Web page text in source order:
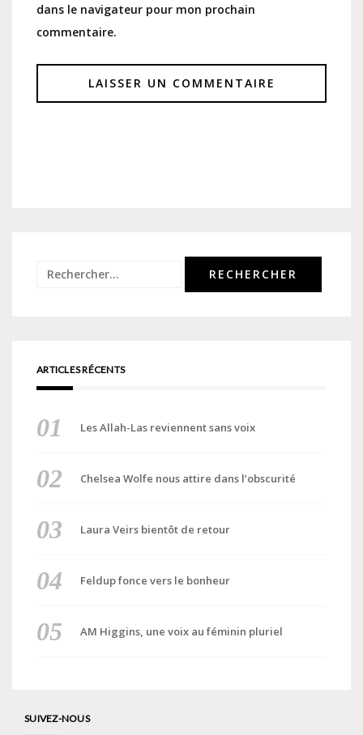
dans le navigateur pour mon prochain
commentaire.
Rechercher :
ARTICLES RÉCENTS
Les Allah-Las reviennent sans voix
Chelsea Wolfe nous attire dans l’obscurité
Laura Veirs bientôt de retour
Feldup fonce vers le bonheur
AM Higgins, une voix au féminin pluriel
SUIVEZ-NOUS